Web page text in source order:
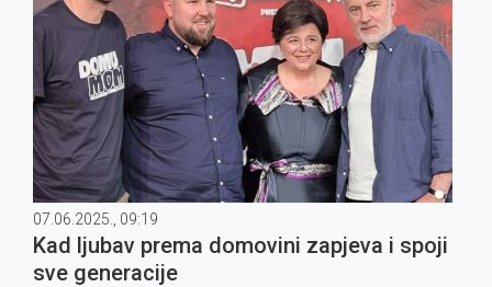
07.06.2025., 09:19
Kad ljubav prema domovini zapjeva i spoji
sve generacije